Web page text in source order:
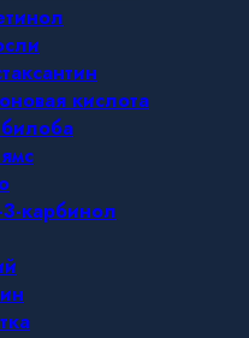
кислота
билоба
карбинол